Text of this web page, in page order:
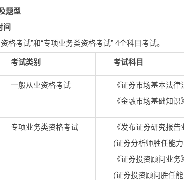
题型
间
格考试”和“专项业务类资格考试” 4个科目考试。
考试类别 考试科目
一般从业资格考试
《证券市场基本法律
《金融市场基础知识》
专项业务类资格考试
《发布证券研究报告
(证券分析师胜任能
《证券投资顾问业务》
(证券投资顾问胜任